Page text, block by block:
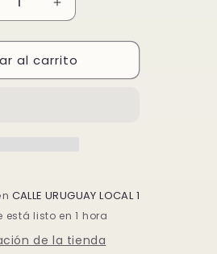
Aumentar
cantidad
para
VINA
SOL
al carrito
CALLE URUGUAY LOCAL 1
está listo en 1 hora
de la tienda